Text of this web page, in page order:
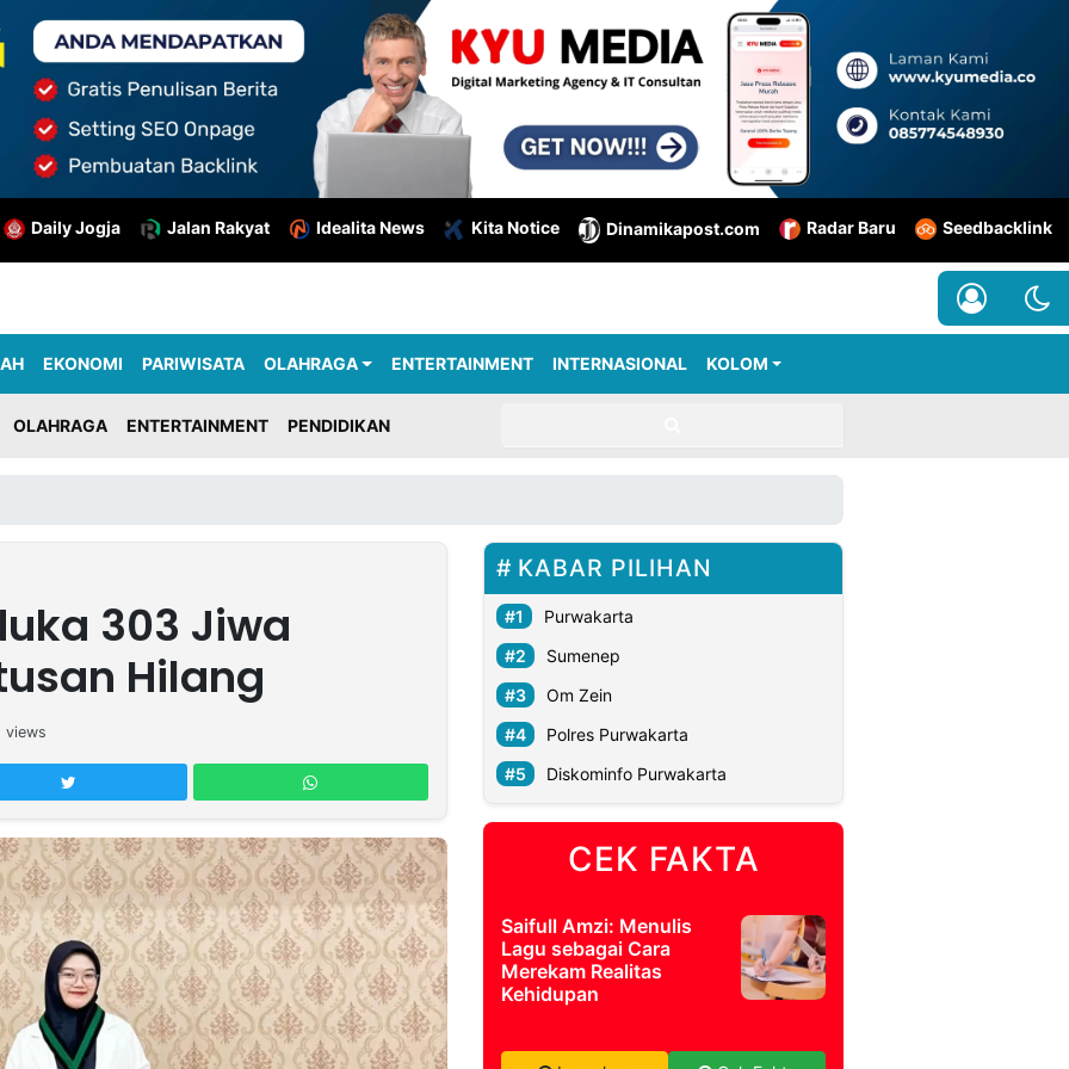
Daily Jogja Jalan Rakyat Idealita News Kita Notice Dinamikapost.com Radar Baru Seedbacklink
EKONOMI PARIWISATA OLAHRAGA ENTERTAINMENT INTERNASIONAL KOLOM
OLAHRAGA ENTERTAINMENT PENDIDIKAN
303 Jiwa
Hilang
views
KABAR PILIHAN
Purwakarta
Sumenep
Om Zein
Polres Purwakarta
Diskominfo Purwakarta
CEK FAKTA
Saifull Amzi: Menulis
Lagu sebagai Cara
Merekam Realitas
Kehidupan